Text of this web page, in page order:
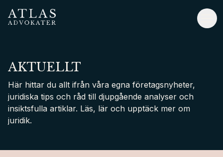
Hoppa
AKTUELLT
Här hittar du allt ifrån våra egna företagsnyheter,
juridiska tips och råd till djupgående analyser och
insiktsfulla artiklar. Läs, lär och upptäck mer om
juridik.